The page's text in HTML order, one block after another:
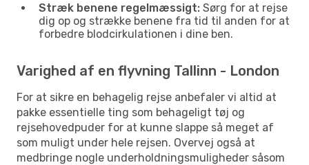
Stræk benene regelmæssigt: Sørg for at rejse
dig op og strække benene fra tid til anden for at
forbedre blodcirkulationen i dine ben.
Varighed af en flyvning Tallinn - London
For at sikre en behagelig rejse anbefaler vi altid at
pakke essentielle ting som behageligt tøj og
rejsehovedpuder for at kunne slappe så meget af
som muligt under hele rejsen. Overvej også at
medbringe nogle underholdningsmuligheder såsom